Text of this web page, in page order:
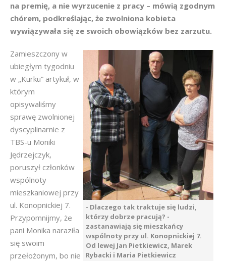
na premię, a nie wyrzucenie z pracy – mówią zgodnym
chórem, podkreślając, że zwolniona kobieta
wywiązywała się ze swoich obowiązków bez zarzutu.
- Dlaczego tak traktuje się ludzi,
którzy dobrze pracują? -
zastanawiają się mieszkańcy
wspólnoty przy ul. Konopnickiej 7.
Od lewej Jan Pietkiewicz, Marek
Rybacki i Maria Pietkiewicz
Zamieszczony w
ubiegłym tygodniu
w „Kurku” artykuł, w
którym
opisywaliśmy
sprawę zwolnionej
dyscyplinarnie z
TBS-u Moniki
Jędrzejczyk,
poruszył członków
wspólnoty
mieszkaniowej przy
ul. Konopnickiej 7.
Przypomnijmy, że
pani Monika naraziła
się swoim
przełożonym, bo nie